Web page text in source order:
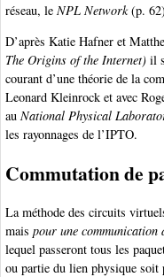
réseau, le NPL Network(p.
D’après Katie Hafner et
The Origins of the Internet) il
courant d’une théorie de la
Leonard Kleinrock et avec
au National Physical
les rayonnages de l’IPTO.
Commutation de
La méthode des circuits
mais pour une communication
lequel passeront tous les
ou partie du lien physique soit